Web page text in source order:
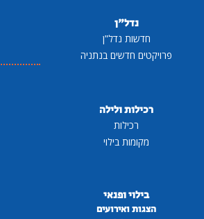
נדל"ן
חדשות נדל"ן
פרויקטים חדשים בנתניה
רכילות ולילה
רכילות
מקומות בילוי
בילוי ופנאי
הצגות ואירועים